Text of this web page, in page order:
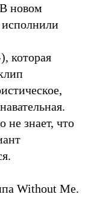
новом
которая
не знает, что
Without Me.